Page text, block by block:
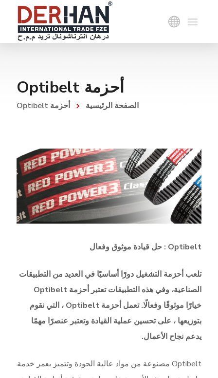
أحزمة Optibelt
الصفحة الرئيسية أحزمة Optibelt
Optibelt : حل قيادة موثوق وفعال
تلعب أحزمة التشغيل دورًا أساسيًا في العديد من التطبيقات
الصناعية، وفي هذه التطبيقات تعتبر أحزمة Optibelt
خيارًا موثوقًا وفعالًا. تعمل أحزمة Optibelt ، التي نقوم
بتوزيعها ، على تحسين عملية القيادة وتعتبر عنصرًا مهمًا
يدعم نجاح الأعمال.
Optibelt مصنوعة من مواد عالية الجودة وتتميز بعمر خدمة